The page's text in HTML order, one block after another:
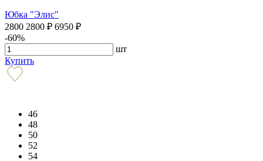
Юбка "Элис"
2800 2800 ₽ 6950 ₽
-60%
шт
Купить
46
48
50
52
54